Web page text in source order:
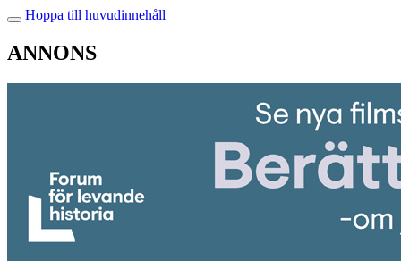
Hoppa till huvudinnehåll
ANNONS